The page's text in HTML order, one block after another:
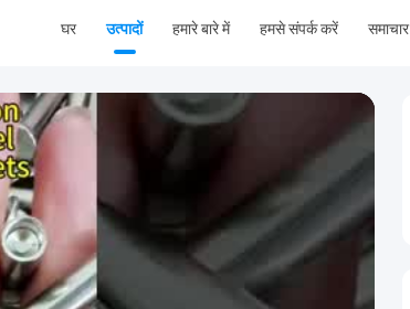
घर उत्पादों हमारे बारे में हमसे संपर्क करें समाचार